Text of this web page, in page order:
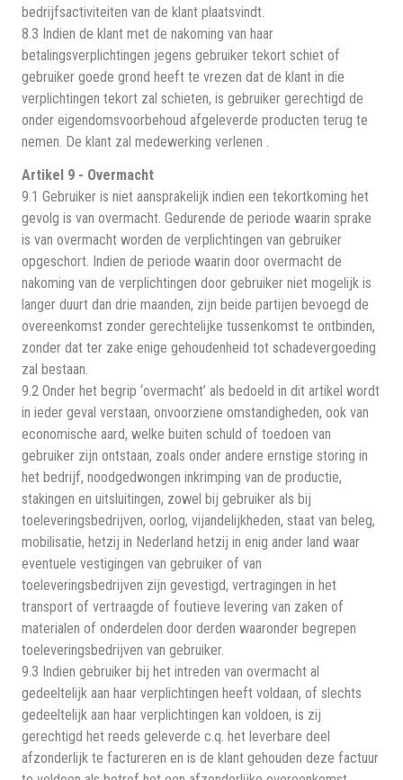
bedrijfsactiviteiten van de klant plaatsvindt.
8.3 Indien de klant met de nakoming van haar
betalingsverplichtingen jegens gebruiker tekort schiet of
gebruiker goede grond heeft te vrezen dat de klant in die
verplichtingen tekort zal schieten, is gebruiker gerechtigd de
onder eigendomsvoorbehoud afgeleverde producten terug te
nemen. De klant zal medewerking verlenen .
Artikel 9 - Overmacht
9.1 Gebruiker is niet aansprakelijk indien een tekortkoming het
gevolg is van overmacht. Gedurende de periode waarin sprake
is van overmacht worden de verplichtingen van gebruiker
opgeschort. Indien de periode waarin door overmacht de
nakoming van de verplichtingen door gebruiker niet mogelijk is
langer duurt dan drie maanden, zijn beide partijen bevoegd de
overeenkomst zonder gerechtelijke tussenkomst te ontbinden,
zonder dat ter zake enige gehoudenheid tot schadevergoeding
zal bestaan.
9.2 Onder het begrip ‘overmacht’ als bedoeld in dit artikel wordt
in ieder geval verstaan, onvoorziene omstandigheden, ook van
economische aard, welke buiten schuld of toedoen van
gebruiker zijn ontstaan, zoals onder andere ernstige storing in
het bedrijf, noodgedwongen inkrimping van de productie,
stakingen en uitsluitingen, zowel bij gebruiker als bij
toeleveringsbedrijven, oorlog, vijandelijkheden, staat van beleg,
mobilisatie, hetzij in Nederland hetzij in enig ander land waar
eventuele vestigingen van gebruiker of van
toeleveringsbedrijven zijn gevestigd, vertragingen in het
transport of vertraagde of foutieve levering van zaken of
materialen of onderdelen door derden waaronder begrepen
toeleveringsbedrijven van gebruiker.
9.3 Indien gebruiker bij het intreden van overmacht al
gedeeltelijk aan haar verplichtingen heeft voldaan, of slechts
gedeeltelijk aan haar verplichtingen kan voldoen, is zij
gerechtigd het reeds geleverde c.q. het leverbare deel
afzonderlijk te factureren en is de klant gehouden deze factuur